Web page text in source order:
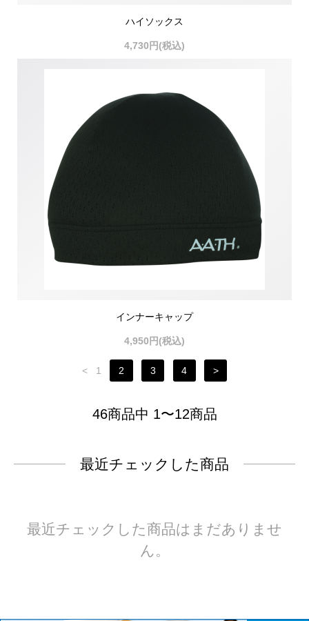
ハイソックス
4,730円(税込)
インナーキャップ
4,950円(税込)
< 1 2 3 4 >
46商品中 1〜12商品
最近チェックした商品
最近チェックした商品はまだありませ
ん。